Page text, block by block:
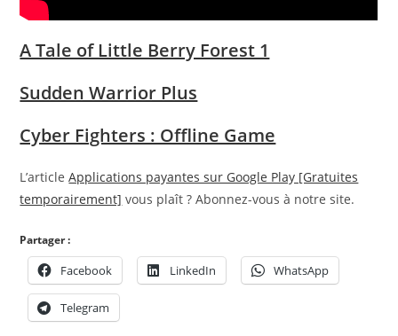
A Tale of Little Berry Forest 1
Sudden Warrior Plus
Cyber Fighters : Offline Game
L’articleApplications payantes sur Google Play [Gratuites
temporairement] vous plaît ? Abonnez-vous à notre site.
Partager :
Facebook LinkedIn WhatsApp
Telegram